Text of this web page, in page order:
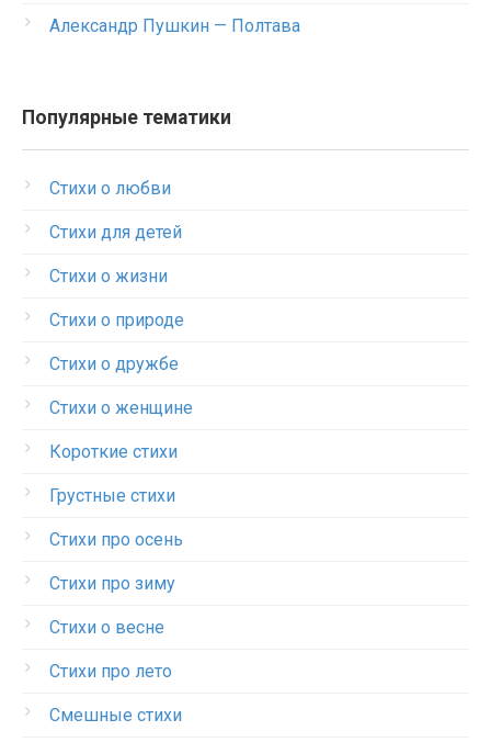
Александр Пушкин — Полтава
Популярные тематики
Стихи о любви
Стихи для детей
Стихи о жизни
Стихи о природе
Стихи о дружбе
Стихи о женщине
Короткие стихи
Грустные стихи
Стихи про осень
Стихи про зиму
Стихи о весне
Стихи про лето
Смешные стихи